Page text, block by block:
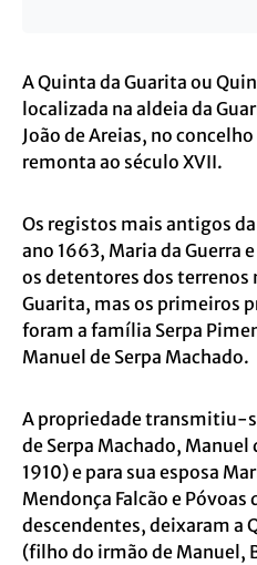
A Quinta da Guarita ou
localizada na aldeia da
João de Areias, no
remonta ao século XVII.
Os registos mais antigos
ano 1663, Maria da Guerra
os detentores dos terrenos
Guarita, mas os primeiros
foram a família Serpa
Manuel de Serpa Machado.
A propriedade transmitiu-
de Serpa Machado, Manuel
1910) e para sua esposa
Mendonça Falcão e Póvoas
descendentes, deixaram a
(filho do irmão de Manuel,